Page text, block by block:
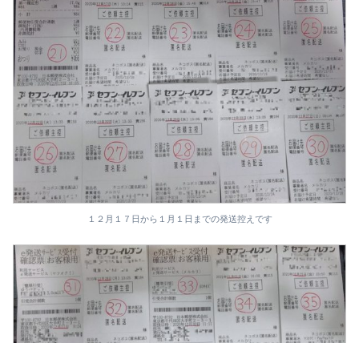
１２月１７日から１月１日までの発送控えです